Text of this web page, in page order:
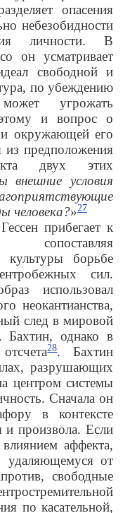
опасения
небезобидности
личности. В
он усматривает
свободной и
по убеждению
может угрожать
и вопрос о
окружающей его
из предположения
двух этих
внешние условия
человека?»27
прибегает к
сопоставляя
культуры борьбе
сил.
использовал
неокантианства,
след в мировой
Бахтин, однако в
28. Бахтин
разрушающих
центром системы
Сначала он
в контексте
и произвола. Если
аффекта,
удаляющемуся от
свободные
по касательной,